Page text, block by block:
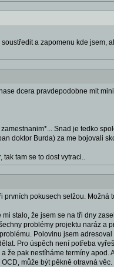
a zapomenu kde
dcera pravdepodobne mit
Snad je tedko
doktor Burda) za me bojovali
tam se to dost vytraci..
prvních pokusech selžou. Možná
stalo, že jsem se na tři dny
problémy projektu naráz a
Polovinu jsem
Pro úspěch není potřeba
že pak nestíháme termíny
může být pěkně otravná věc.